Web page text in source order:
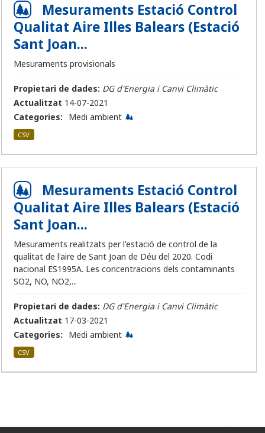
Mesuraments Estació Control
Qualitat Aire Illes Balears (Estació
Sant Joan...
Mesuraments provisionals
Propietari de dades: DG d'Energia i Canvi Climàtic
Actualitzat 14-07-2021
Categories:
Medi ambient
CSV
Mesuraments Estació Control
Qualitat Aire Illes Balears (Estació
Sant Joan...
Mesuraments realitzats per l'estació de control de la
qualitat de l'aire de Sant Joan de Déu del 2020. Codi
nacional ES1995A. Les concentracions dels contaminants
SO2, NO, NO2,...
Propietari de dades: DG d'Energia i Canvi Climàtic
Actualitzat 17-03-2021
Categories:
Medi ambient
CSV